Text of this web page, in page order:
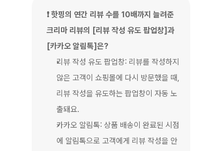
❗ 핫핑의 연간 리뷰 수를 10배까지 늘려준
크리마 리뷰의 [리뷰 작성 유도 팝업창]과
[카카오 알림톡]은?
리뷰 작성 유도 팝업창: 리뷰를 작성하지
않은 고객이 쇼핑몰에 다시 방문했을 때,
리뷰 작성을 유도하는 팝업창이 자동 노
출돼요.
카카오 알림톡: 상품 배송이 완료된 시점
에 알림톡으로 고객에게 리뷰 작성을 안